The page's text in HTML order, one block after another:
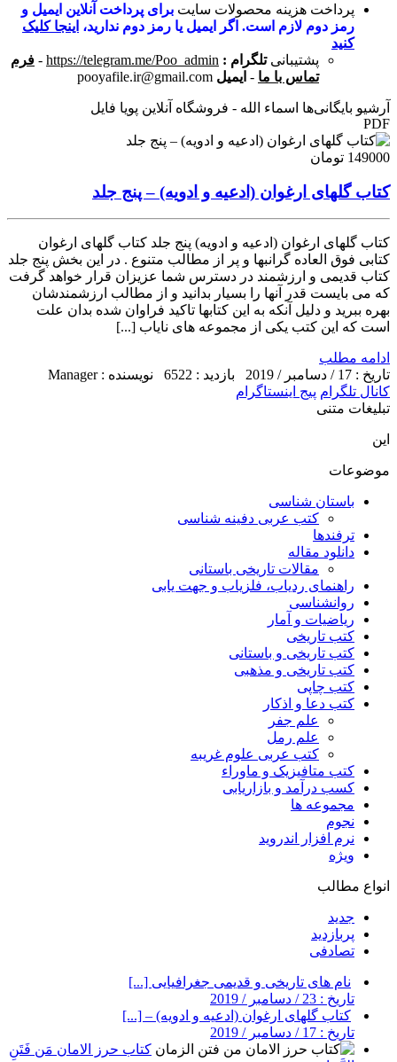
پرداخت هزینه محصولات سایت برای پرداخت آنلاین ایمیل و
رمز دوم لازم است. اگر ایمیل یا رمز دوم ندارید، اینجا کلیک
کنید
پشتیبانی تلگرام : https://telegram.me/Poo_admin
- فرم
تماس با ما - ایمیل pooyafile.ir@gmail.com
آرشیو بایگانی‌ها اسماء الله - فروشگاه آنلاین پویا فایل
PDF
149000 تومان
کتاب گلهای ارغوان (ادعیه و ادویه) – پنج جلد
کتاب گلهای ارغوان (ادعیه و ادویه) پنج جلد کتاب گلهای ارغوان
کتابی فوق العاده گرانبها و پر از مطالب متنوع . در این بخش پنج جلد
کتاب قدیمی و ارزشمند در دسترس شما عزیزان قرار خواهد گرفت
که می بایست قدر آنها را بسیار بدانید و از مطالب ارزشمندشان
بهره ببرید و دلیل آنکه به این کتابها تاکید فراوان شده بدان علت
است که این کتب یکی از مجموعه های نایاب [...]
ادامه مطلب
تاریخ : 17 / دسامبر / 2019
بازدید : 6522
نویسنده : Manager
کانال تلگرام پیج اینستاگرام
تبلیغات متنی
این
موضوعات
باستان شناسی
کتب عربی دفینه شناسی
ترفندها
دانلود مقاله
مقالات تاریخی باستانی
راهنمای ردیاب، فلزیاب و جهت یابی
روانشناسی
ریاضیات و آمار
کتب تاریخی
کتب تاریخی و باستانی
کتب تاریخی و مذهبی
کتب چاپی
کتب دعا و اذکار
علم جفر
علم رمل
کتب عربی علوم غریبه
کتب متافیزیک و ماوراء
کسب درآمد و بازاریابی
مجموعه ها
نجوم
نرم افزار اندروید
ویژه
انواع مطالب
جدید
پربازدید
تصادفی
نام های تاریخی و قدیمی جغرافیایی [...]
تاریخ : 23 / دسامبر / 2019
کتاب گلهای ارغوان (ادعیه و ادویه) – [...]
تاریخ : 17 / دسامبر / 2019
کتاب حرز الامان مَن فَتَنِ